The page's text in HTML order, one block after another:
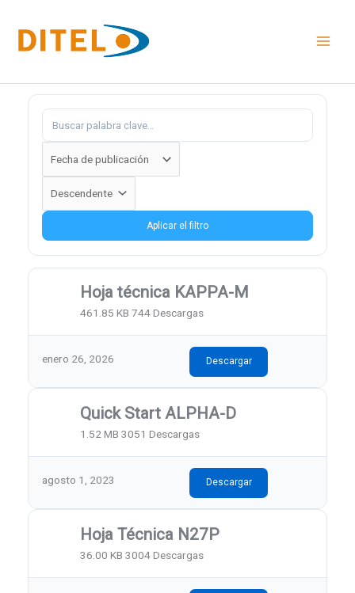
contenido
Aplicar el filtro
Hoja técnica KAPPA-M
461.85 KB744 Descargas
enero 26, 2026 Descargar
Quick Start ALPHA-D
1.52 MB3051 Descargas
agosto 1, 2023 Descargar
Hoja Técnica N27P
36.00 KB3004 Descargas